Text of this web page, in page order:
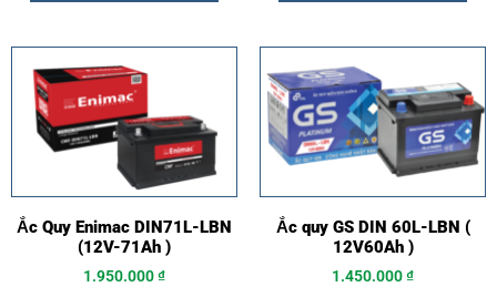
Ắc Quy Enimac DIN71L-LBN
(12V-71Ah )
1.950.000₫
Ắc quy GS DIN 60L-LBN (
12V60Ah )
1.450.000₫